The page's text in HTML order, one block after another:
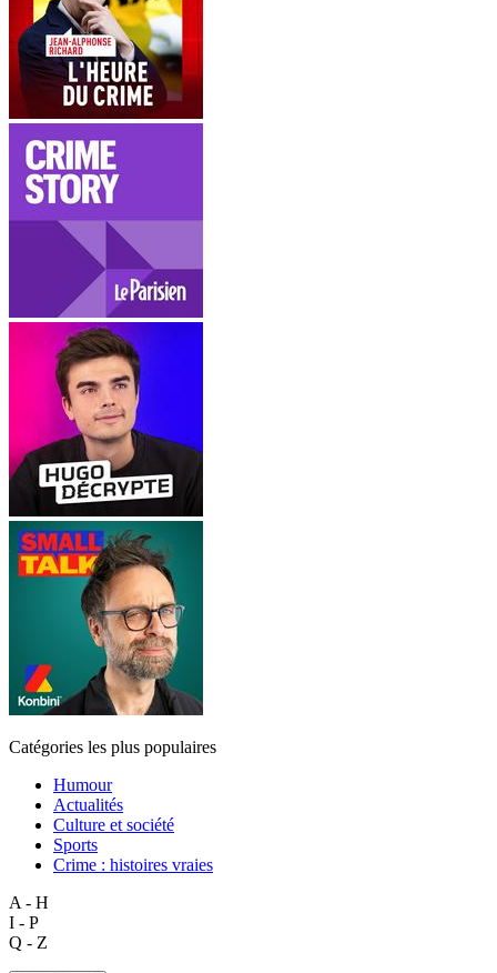
Catégories les plus populaires
Humour
Actualités
Culture et société
Sports
Crime : histoires vraies
A - H
I - P
Q - Z